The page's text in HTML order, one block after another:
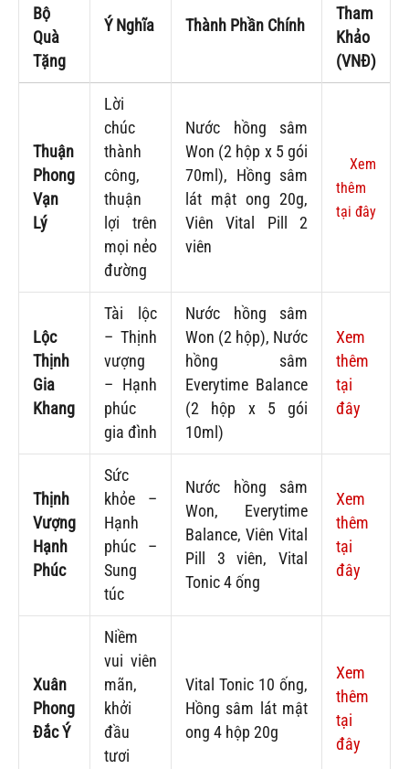
Bộ
Quà
Tặng
Ý Nghĩa Thành Phần Chính
Tham
Khảo
(VNĐ)
Thuận
Phong
Vạn
Lý
Lời
chúc
thành
công,
thuận
lợi trên
mọi nẻo
đường
Nước hồng sâm
Won (2 hộp x 5 gói
70ml), Hồng sâm
lát mật ong 20g,
Viên Vital Pill 2
viên
Xem
thêm
tại đây
Lộc
Thịnh
Gia
Khang
Tài lộc
– Thịnh
vượng
– Hạnh
phúc
gia đình
Nước hồng sâm
Won (2 hộp), Nước
hồng sâm
Everytime Balance
(2 hộp x 5 gói
10ml)
Xem
thêm
tại
đây
Thịnh
Vượng
Hạnh
Phúc
Sức
khỏe –
Hạnh
phúc –
Sung
túc
Nước hồng sâm
Won, Everytime
Balance, Viên Vital
Pill 3 viên, Vital
Tonic 4 ống
Xem
thêm
tại
đây
Xuân
Phong
Đắc Ý
Niềm
vui viên
mãn,
khởi
đầu
tươi
Vital Tonic 10 ống,
Hồng sâm lát mật
ong 4 hộp 20g
Xem
thêm
tại
đây